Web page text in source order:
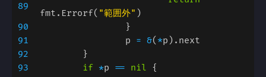
89
fmt.Errorf( "範囲外"
90
91
		p
= &( *
92
93
if *p == nil